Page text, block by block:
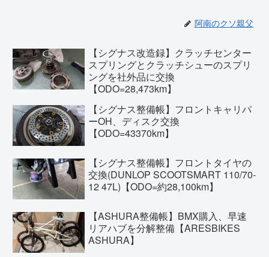
阿南のクソ親父
【シグナス改造録】クラッチセンター
スプリングとクラッチシューのスプリ
ングを社外品に交換
【ODO=28,473km】
【シグナス整備帳】フロントキャリパ
ーOH、ディスク交換
【ODO=43370km】
【シグナス整備帳】フロントタイヤの
交換(DUNLOP SCOOTSMART 110/70-
12 47L)【ODO=約28,100km】
【ASHURA整備帳】BMX購入、早速
リアハブを分解整備【ARESBIKES
ASHURA】